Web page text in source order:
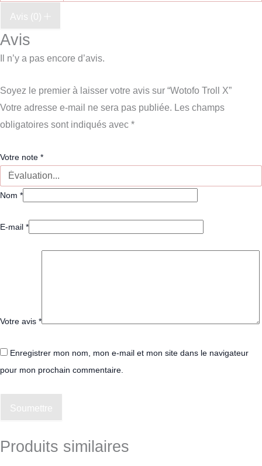
Avis (0)
Avis
Il n’y a pas encore d’avis.
Soyez le premier à laisser votre avis sur “Wotofo Troll X”
Votre adresse e-mail ne sera pas publiée. Les champs
obligatoires sont indiqués avec *
Votre note *
Nom *
E-mail *
Votre avis *
Enregistrer mon nom, mon e-mail et mon site dans le navigateur
pour mon prochain commentaire.
Soumettre
Produits similaires